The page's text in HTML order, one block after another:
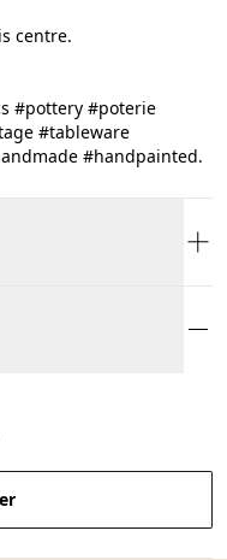
centre.
#pottery #poterie
#tableware
#handpainted.